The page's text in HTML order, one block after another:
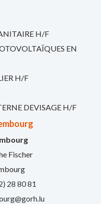
H/F
EN
H/F
DEVISAGE H/F
Fischer
28 80 81